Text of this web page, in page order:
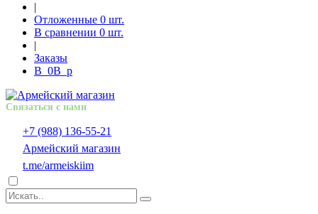
|
Отложенные 0 шт.
В сравнении 0 шт.
|
Заказы
В 0В p
Связаться с нами
+7 (988) 136-55-21
Армейский магазин
t.me/armeiskiim